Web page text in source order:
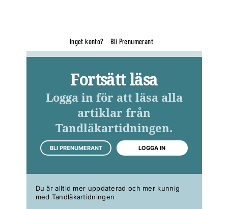
Inget konto? Bli Prenumerant
Fortsätt läsa
Logga in för att läsa alla
artiklar från
Tandläkartidningen.
BLI PRENUMERANT LOGGA IN
Du är alltid mer uppdaterad och mer kunnig
med Tandläkartidningen